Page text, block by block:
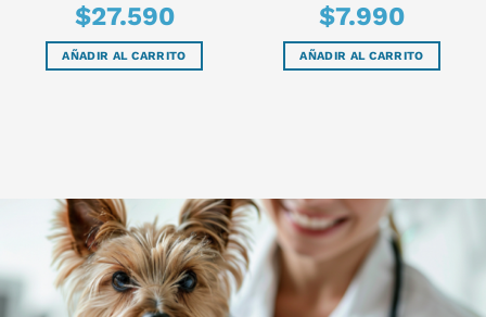
$27.590
AÑADIR AL CARRITO
$7.990
AÑADIR AL CARRITO